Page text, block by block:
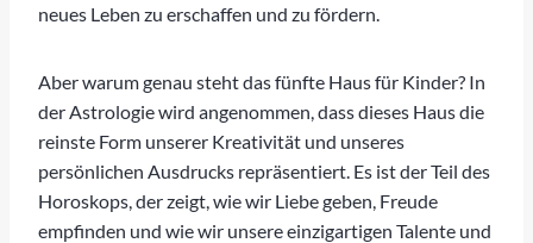
neues Leben zu erschaffen und zu fördern.
Aber warum genau steht das fünfte Haus für Kinder? In
der Astrologie wird angenommen, dass dieses Haus die
reinste Form unserer Kreativität und unseres
persönlichen Ausdrucks repräsentiert. Es ist der Teil des
Horoskops, der zeigt, wie wir Liebe geben, Freude
empfinden und wie wir unsere einzigartigen Talente und